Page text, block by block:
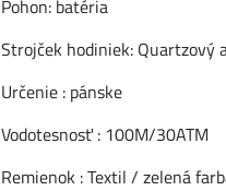
Pohon: batéria
Strojček hodiniek: Quartzový
Určenie : pánske
Vodotesnosť : 100M/30ATM
Remienok : Textil / zelená